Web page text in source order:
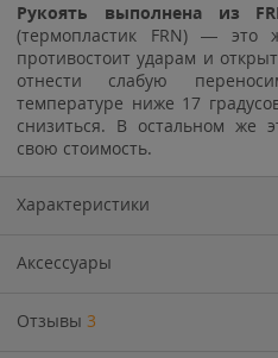
Рукоять выполнена из
(термопластик FRN) — это
противостоит ударам и
отнести слабую
температуре ниже 17
снизиться. В остальном же
свою стоимость.
Характеристики
Аксессуары
Отзывы 3